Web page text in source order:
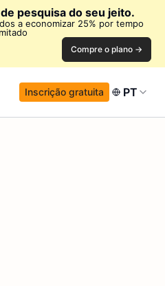
pesquisa do seu jeito.
a economizar 25% por tempo
Compre o plano →
Inscrição gratuita PT